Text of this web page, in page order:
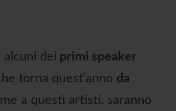
alcuni dei primi speaker
torna quest’anno da
a questi artisti, saranno